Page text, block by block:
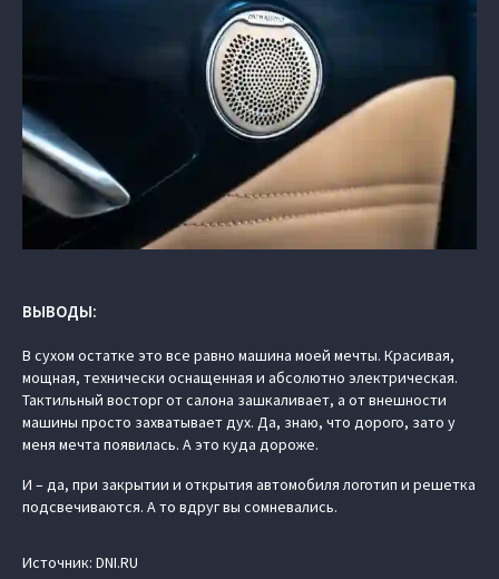
ВЫВОДЫ:
В сухом остатке это все равно машина моей мечты. Красивая,
мощная, технически оснащенная и абсолютно электрическая.
Тактильный восторг от салона зашкаливает, а от внешности
машины просто захватывает дух. Да, знаю, что дорого, зато у
меня мечта появилась. А это куда дороже.
И – да, при закрытии и открытия автомобиля логотип и решетка
подсвечиваются. А то вдруг вы сомневались.
Источник: DNI.RU